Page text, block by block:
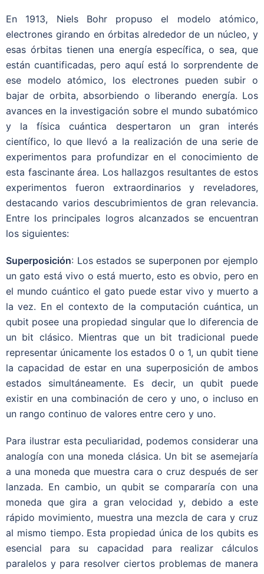
En 1913, Niels Bohr propuso el modelo atómico,
electrones girando en órbitas alrededor de un núcleo, y
esas órbitas tienen una energía específica, o sea, que
están cuantificadas, pero aquí está lo sorprendente de
ese modelo atómico, los electrones pueden subir o
bajar de orbita, absorbiendo o liberando energía. Los
avances en la investigación sobre el mundo subatómico
y la física cuántica despertaron un gran interés
científico, lo que llevó a la realización de una serie de
experimentos para profundizar en el conocimiento de
esta fascinante área. Los hallazgos resultantes de estos
experimentos fueron extraordinarios y reveladores,
destacando varios descubrimientos de gran relevancia.
Entre los principales logros alcanzados se encuentran
los siguientes:
Superposición: Los estados se superponen por ejemplo
un gato está vivo o está muerto, esto es obvio, pero en
el mundo cuántico el gato puede estar vivo y muerto a
la vez. En el contexto de la computación cuántica, un
qubit posee una propiedad singular que lo diferencia de
un bit clásico. Mientras que un bit tradicional puede
representar únicamente los estados 0 o 1, un qubit tiene
la capacidad de estar en una superposición de ambos
estados simultáneamente. Es decir, un qubit puede
existir en una combinación de cero y uno, o incluso en
un rango continuo de valores entre cero y uno.
Para ilustrar esta peculiaridad, podemos considerar una
analogía con una moneda clásica. Un bit se asemejaría
a una moneda que muestra cara o cruz después de ser
lanzada. En cambio, un qubit se compararía con una
moneda que gira a gran velocidad y, debido a este
rápido movimiento, muestra una mezcla de cara y cruz
al mismo tiempo. Esta propiedad única de los qubits es
esencial para su capacidad para realizar cálculos
paralelos y para resolver ciertos problemas de manera